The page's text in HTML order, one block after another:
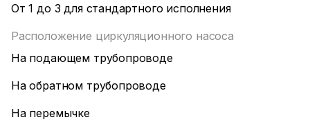
От 1 до 3 для стандартного исполнения
Расположение циркуляционного насоса
На подающем трубопроводе
На обратном трубопроводе
На перемычке